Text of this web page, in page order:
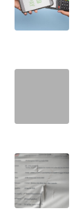
KALTENG
WN
SULSEL